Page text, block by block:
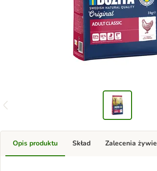
Opis produktu Skład Zalecenia